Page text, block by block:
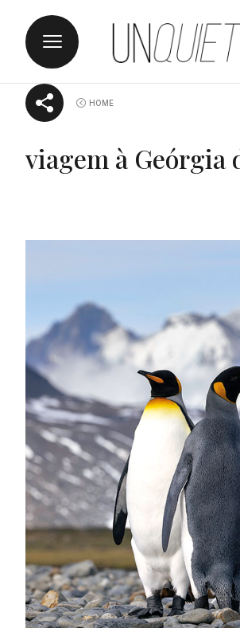
Skip
UNQUIET
HOME
viagem à Geórgia